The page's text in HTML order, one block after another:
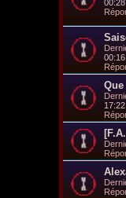
00:28
00:16
17:22